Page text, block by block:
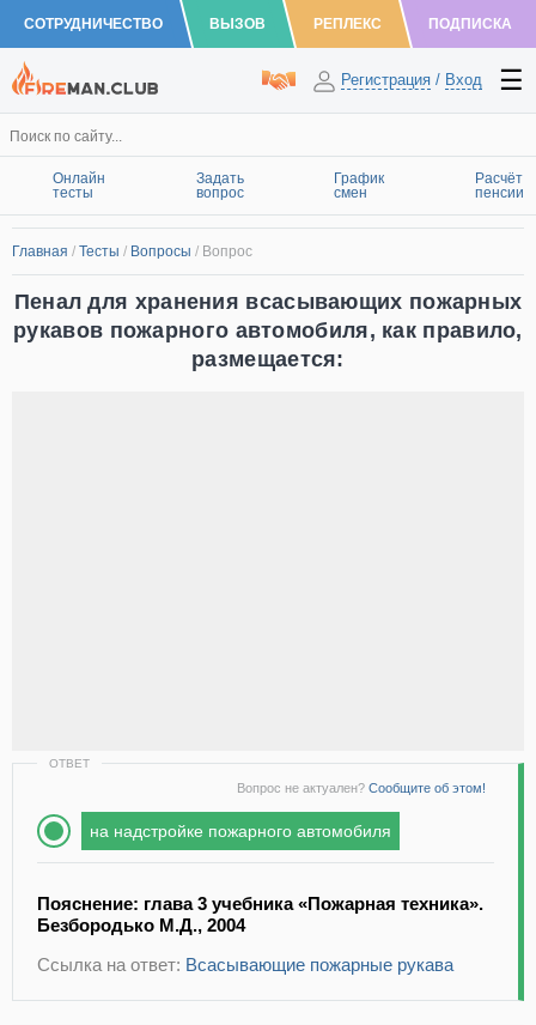
СОТРУДНИЧЕСТВО ВЫЗОВ РЕПЛЕКС ПОДПИСКА
Регистрация / Вход
Онлайн
тесты
Задать
вопрос
График
смен
Расчёт
пенсии
Главная / Тесты / Вопросы / Вопрос
Пенал для хранения всасывающих пожарных
рукавов пожарного автомобиля, как правило,
размещается:
ОТВЕТ
Вопрос не актуален? Сообщите об этом!
на надстройке пожарного автомобиля
Пояснение: глава 3 учебника «Пожарная техника».
Безбородько М.Д., 2004
Ссылка на ответ: Всасывающие пожарные рукава